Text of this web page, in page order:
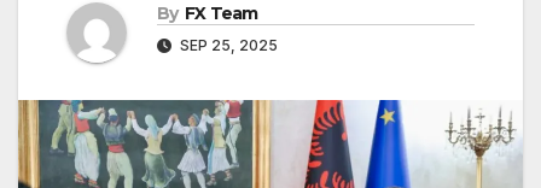
By FX Team
SEP 25, 2025